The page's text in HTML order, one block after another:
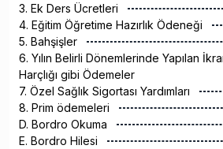
3. Ek Ders Ücretleri
4. Eğitim Öğretime Hazırlık Ödeneği
5. Bahşişler
6. Yılın Belirli Dönemlerinde Yapılan
Harçlığı gibi Ödemeler
7. Özel Sağlık Sigortası Yardımları
8. Prim ödemeleri
D. Bordro Okuma
E. Bordro Hilesi